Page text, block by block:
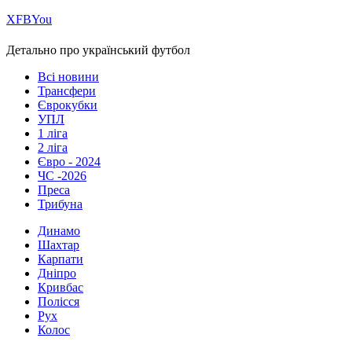
ХFBYou
Детально про український футбол
Всі новини
Трансфери
Єврокубки
УПЛ
1 ліга
2 ліга
Євро - 2024
ЧС -2026
Преса
Трибуна
Динамо
Шахтар
Карпати
Дніпро
Кривбас
Полісся
Рух
Колос